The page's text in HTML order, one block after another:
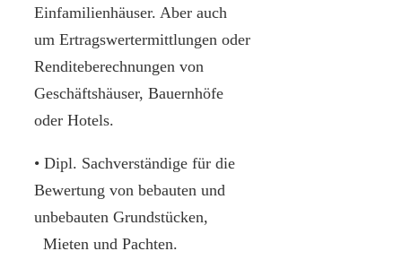
Einfamilienhäuser. Aber auch
um Ertragswertermittlungen oder
Renditeberechnungen von
Geschäftshäuser, Bauernhöfe
oder Hotels.
• Dipl. Sachverständige für die
Bewertung von bebauten und
unbebauten Grundstücken,
Mieten und Pachten.